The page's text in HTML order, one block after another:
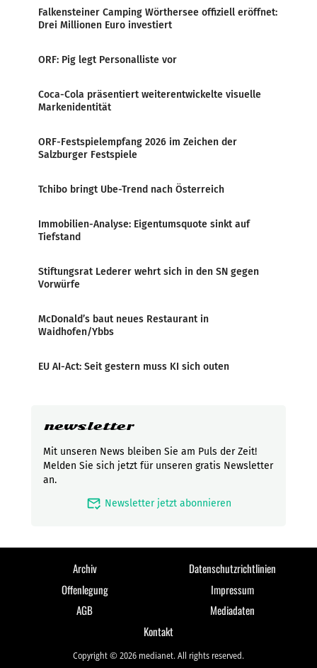
Falkensteiner Camping Wörthersee offiziell eröffnet:
Drei Millionen Euro investiert
ORF: Pig legt Personalliste vor
Coca-Cola präsentiert weiterentwickelte visuelle
Markenidentität
ORF-Festspielempfang 2026 im Zeichen der
Salzburger Festspiele
Tchibo bringt Ube-Trend nach Österreich
Immobilien-Analyse: Eigentumsquote sinkt auf
Tiefstand
Stiftungsrat Lederer wehrt sich in den SN gegen
Vorwürfe
McDonald’s baut neues Restaurant in
Waidhofen/Ybbs
EU AI-Act: Seit gestern muss KI sich outen
newsletter
Mit unseren News bleiben Sie am Puls der Zeit!
Melden Sie sich jetzt für unseren gratis Newsletter
an.
mark_email_read Newsletter jetzt abonnieren
Archiv
Datenschutzrichtlinien
Offenlegung
Impressum
AGB
Mediadaten
Kontakt
Copyright © 2026 medianet. All rights reserved.